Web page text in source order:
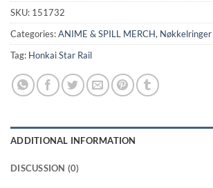
SKU: 151732
Categories:ANIME & SPILL MERCH, Nøkkelringer
Tag: Honkai Star Rail
ADDITIONAL INFORMATION
DISCUSSION (0)